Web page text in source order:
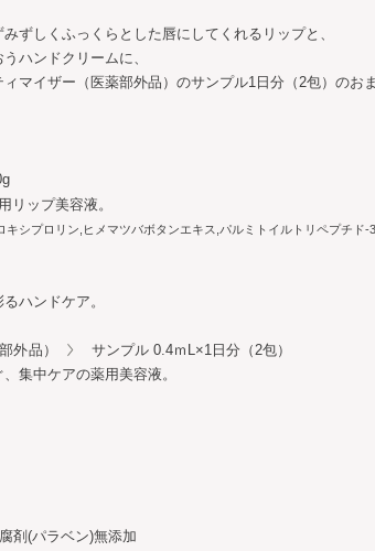
ずしくふっくらとした唇にしてくれるリップと、
ハンドクリームに、
マイザー（医薬部外品）のサンプル1日分（2包）のお
リップ美容液。
シプロリン,ヒメマツバボタンエキス,パルミトイルトリペプチド-
ハンドケア。
外品）
サンプル 0.4ｍL×1日分（2包）
集中ケアの薬用美容液。
剤(パラベン)無添加